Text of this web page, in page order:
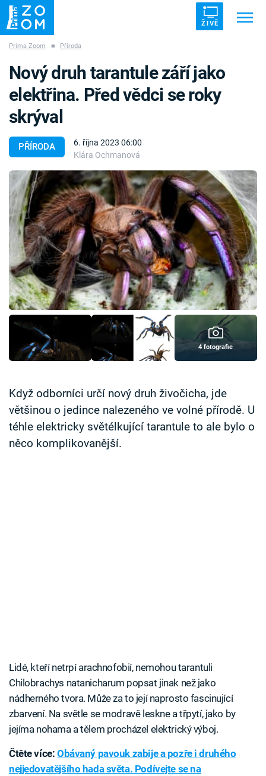
ŽIVĚ
ZÁHADY VETŘELCI DÁVNOVĚKU
Témata
Témata
Pořady
TV Program
Časopis
Sledujte prima+
Přihlášení
Sledujte nás
Prima Zoom ■ Příroda
PŘÍRODA
6. října 2023 06:00
Klára Ochmanová
Nový druh tarantule září jako
elektřina. Před vědci se roky
skrýval
4 fotografie
Když odborníci určí nový druh živočicha, jde
většinou o jedince nalezeného ve volné přírodě. U
téhle elektricky světélkující tarantule to ale bylo o
něco komplikovanější.
Lidé, kteří netrpí arachnofobií, nemohou tarantuli
Chilobrachys natanicharum popsat jinak než jako
nádherného tvora. Může za to její naprosto fascinující
zbarvení. Na světle se modravě leskne a třpytí, jako by
jejíma nohama a tělem procházel elektrický výboj.
Čtěte více: Obávaný pavouk zabije a pozře i druhého
nejjedovatějšího hada světa. Podívejte se na